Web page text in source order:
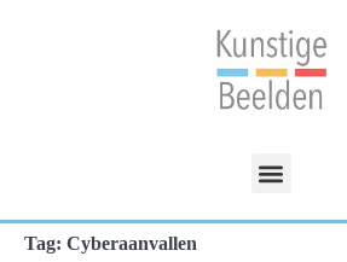
Tag: Cyberaanvallen